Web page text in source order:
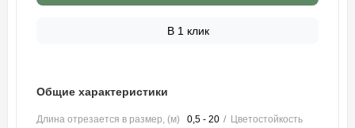
В 1 клик
Общие характеристики
Длина отрезается в размер, (м) 0,5 - 20
Цветостойкость